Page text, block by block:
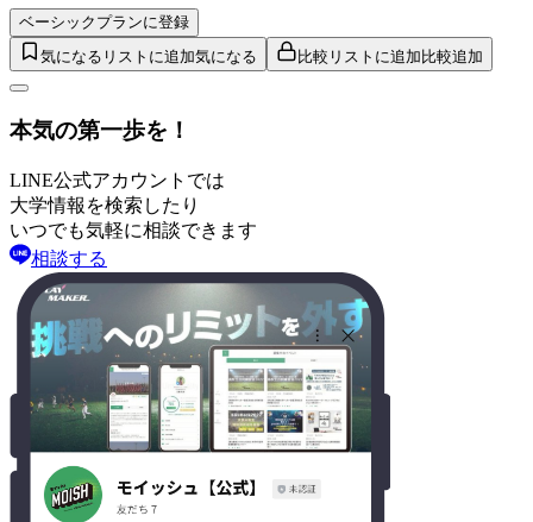
ベーシックプランに登録
気になるリストに追加気になる 比較リストに追加 比較追加
本気の第一歩を！
LINE公式アカウントでは
大学情報を検索したり
いつでも気軽に相談できます
相談する